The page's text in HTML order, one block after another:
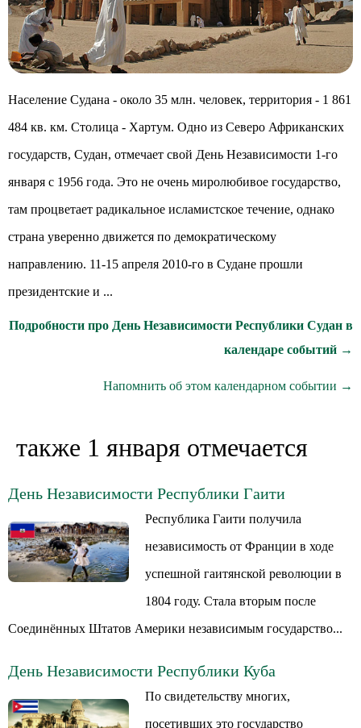
Население Судана - около 35 млн. человек, территория - 1 861
484 кв. км. Столица - Хартум. Одно из Северо Африканских
государств, Судан, отмечает свой День Независимости 1-го
января с 1956 года. Это не очень миролюбивое государство,
там процветает радикальное исламистское течение, однако
страна уверенно движется по демократическому
направлению. 11-15 апреля 2010-го в Судане прошли
президентские и ...
Подробности про День Независимости Республики Судан в
календаре событий →
Напомнить об этом календарном событии →
также 1 января отмечается
День Независимости Республики Гаити
Республика Гаити получила
независимость от Франции в ходе
успешной гаитянской революции в
1804 году. Стала вторым после
Соединённых Штатов Америки независимым государство...
День Независимости Республики Куба
По свидетельству многих,
посетивших это государство